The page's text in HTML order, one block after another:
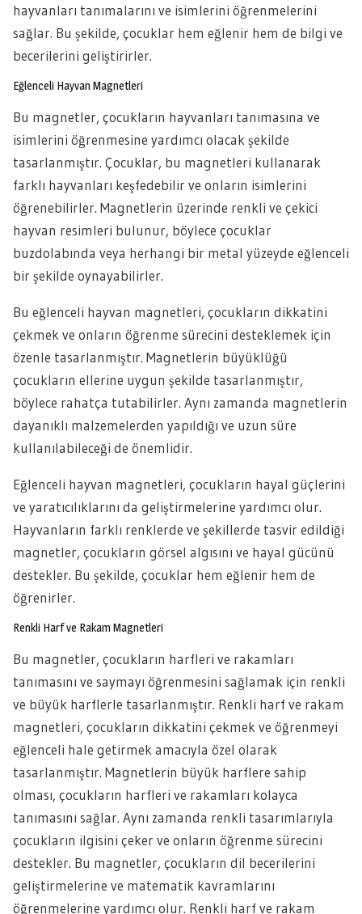
hayvanları tanımalarını ve isimlerini öğrenmelerini
sağlar. Bu şekilde, çocuklar hem eğlenir hem de bilgi ve
becerilerini geliştirirler.
Eğlenceli Hayvan Magnetleri
Bu magnetler, çocukların hayvanları tanımasına ve
isimlerini öğrenmesine yardımcı olacak şekilde
tasarlanmıştır. Çocuklar, bu magnetleri kullanarak
farklı hayvanları keşfedebilir ve onların isimlerini
öğrenebilirler. Magnetlerin üzerinde renkli ve çekici
hayvan resimleri bulunur, böylece çocuklar
buzdolabında veya herhangi bir metal yüzeyde eğlenceli
bir şekilde oynayabilirler.
Bu eğlenceli hayvan magnetleri, çocukların dikkatini
çekmek ve onların öğrenme sürecini desteklemek için
özenle tasarlanmıştır. Magnetlerin büyüklüğü
çocukların ellerine uygun şekilde tasarlanmıştır,
böylece rahatça tutabilirler. Aynı zamanda magnetlerin
dayanıklı malzemelerden yapıldığı ve uzun süre
kullanılabileceği de önemlidir.
Eğlenceli hayvan magnetleri, çocukların hayal güçlerini
ve yaratıcılıklarını da geliştirmelerine yardımcı olur.
Hayvanların farklı renklerde ve şekillerde tasvir edildiği
magnetler, çocukların görsel algısını ve hayal gücünü
destekler. Bu şekilde, çocuklar hem eğlenir hem de
öğrenirler.
Renkli Harf ve Rakam Magnetleri
Bu magnetler, çocukların harfleri ve rakamları
tanımasını ve saymayı öğrenmesini sağlamak için renkli
ve büyük harflerle tasarlanmıştır. Renkli harf ve rakam
magnetleri, çocukların dikkatini çekmek ve öğrenmeyi
eğlenceli hale getirmek amacıyla özel olarak
tasarlanmıştır. Magnetlerin büyük harflere sahip
olması, çocukların harfleri ve rakamları kolayca
tanımasını sağlar. Aynı zamanda renkli tasarımlarıyla
çocukların ilgisini çeker ve onların öğrenme sürecini
destekler. Bu magnetler, çocukların dil becerilerini
geliştirmelerine ve matematik kavramlarını
öğrenmelerine yardımcı olur. Renkli harf ve rakam